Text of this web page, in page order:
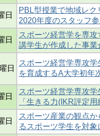
日
PBL型授業で地域レ
2020年度のスタッフ
日
スポーツ経営学を専
講学生が作成した事業
日
スポーツ経営学専攻
を育成するA大学初年
日
スポーツ経営学専攻
「生きる力(IKR評定
日
スポーツ産業の観点
るスポーツ学生を対象